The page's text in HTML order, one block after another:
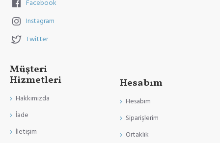
Facebook
Instagram
Twitter
Müşteri
Hizmetleri
Hakkımızda
İade
İletişim
Hesabım
Hesabım
Siparişlerim
Ortaklık